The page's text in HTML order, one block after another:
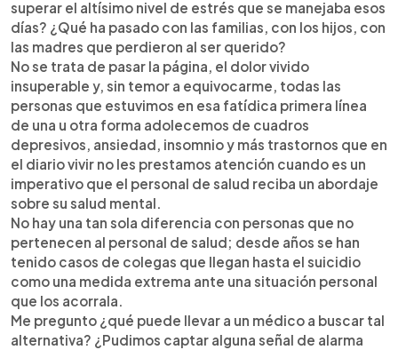
superar el altísimo nivel de estrés que se manejaba esos
días? ¿Qué ha pasado con las familias, con los hijos, con
las madres que perdieron al ser querido?
No se trata de pasar la página, el dolor vivido
insuperable y, sin temor a equivocarme, todas las
personas que estuvimos en esa fatídica primera línea
de una u otra forma adolecemos de cuadros
depresivos, ansiedad, insomnio y más trastornos que en
el diario vivir no les prestamos atención cuando es un
imperativo que el personal de salud reciba un abordaje
sobre su salud mental.
No hay una tan sola diferencia con personas que no
pertenecen al personal de salud; desde años se han
tenido casos de colegas que llegan hasta el suicidio
como una medida extrema ante una situación personal
que los acorrala.
Me pregunto ¿qué puede llevar a un médico a buscar tal
alternativa? ¿Pudimos captar alguna señal de alarma